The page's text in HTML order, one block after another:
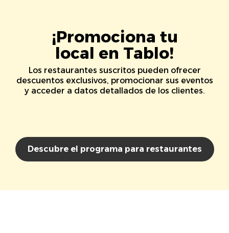
¡Promociona tu
local en Tablo!
Los restaurantes suscritos pueden ofrecer
descuentos exclusivos, promocionar sus eventos
y acceder a datos detallados de los clientes.
Descubre el programa para restaurantes